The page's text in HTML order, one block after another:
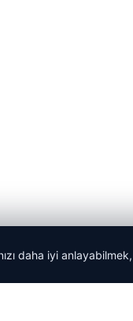
daha iyi